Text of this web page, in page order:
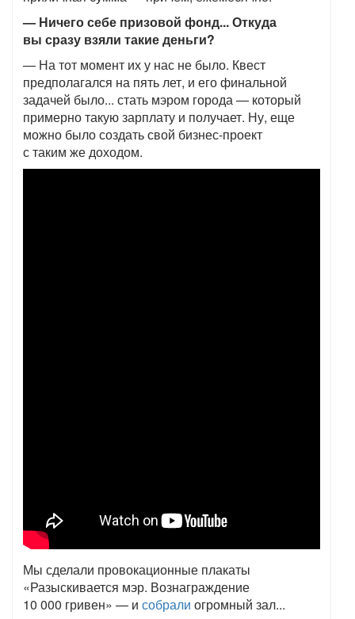
— Ничего себе призовой фонд... Откуда
вы сразу взяли такие деньги?
— На тот момент их у нас не было. Квест
предполагался на пять лет, и его финальной
задачей было... стать мэром города — который
примерно такую зарплату и получает. Ну, еще
можно было создать свой бизнес-проект
с таким же доходом.
Мы сделали провокационные плакаты
«Разыскивается мэр. Вознаграждение
10 000 гривен» — и собрали огромный зал...